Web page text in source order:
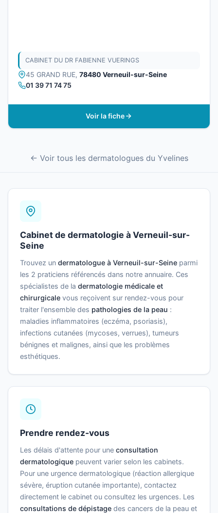
CABINET DU DR FABIENNE VUERINGS
45 GRAND RUE, 78480 Verneuil-sur-Seine
01 39 71 74 75
Voir la fiche
← Voir tous les dermatologues du Yvelines
Cabinet de dermatologie à Verneuil-sur-
Seine
Trouvez un dermatologue à Verneuil-sur-Seine parmi
les 2 praticiens référencés dans notre annuaire. Ces
spécialistes de la dermatologie médicale et
chirurgicale vous reçoivent sur rendez-vous pour
traiter l'ensemble des pathologies de la peau :
maladies inflammatoires (eczéma, psoriasis),
infections cutanées (mycoses, verrues), tumeurs
bénignes et malignes, ainsi que les problèmes
esthétiques.
Prendre rendez-vous
Les délais d'attente pour une consultation
dermatologique peuvent varier selon les cabinets.
Pour une urgence dermatologique (réaction allergique
sévère, éruption cutanée importante), contactez
directement le cabinet ou consultez les urgences. Les
consultations de dépistage des cancers de la peau et